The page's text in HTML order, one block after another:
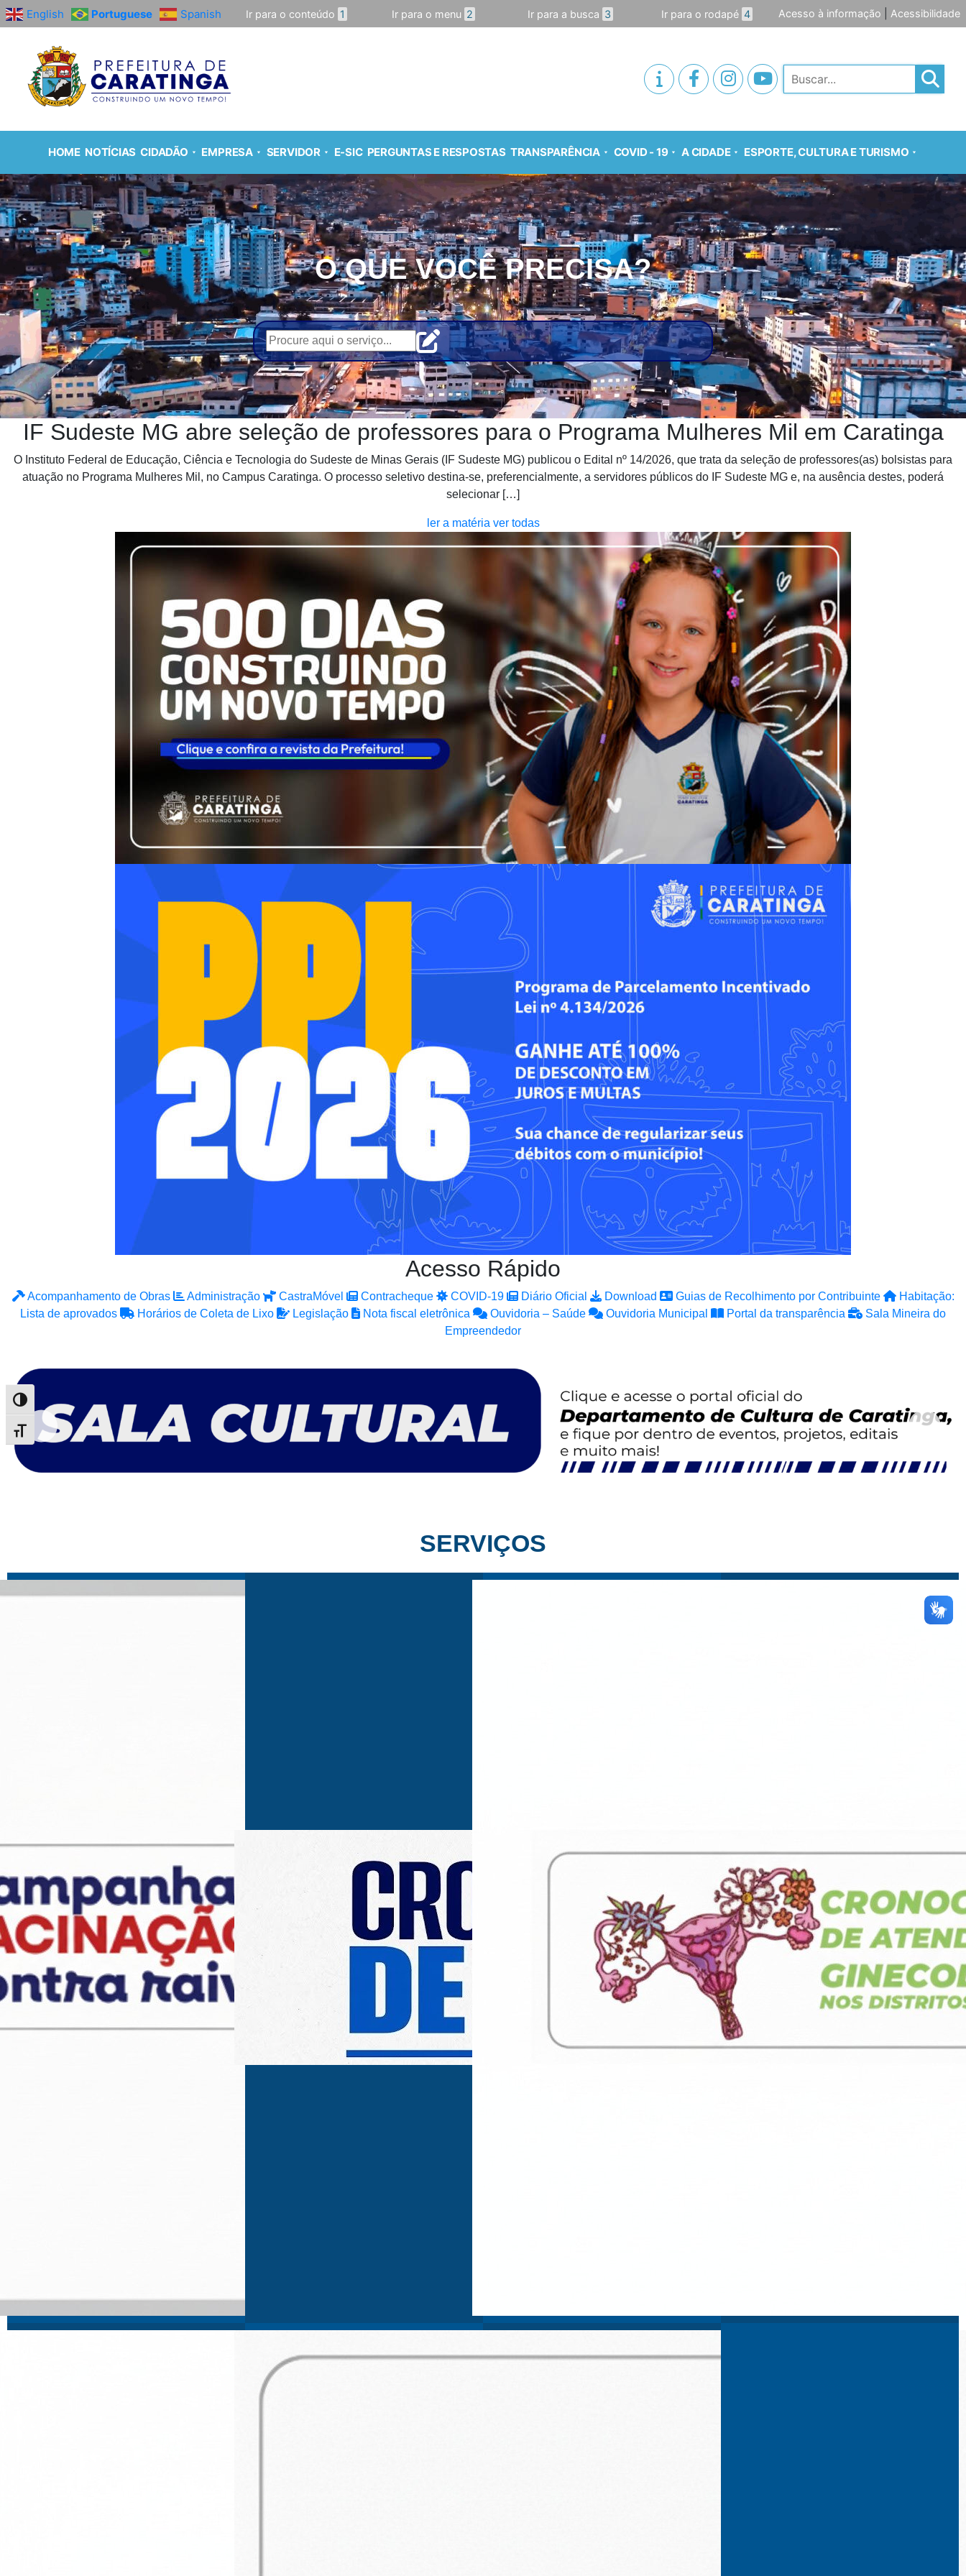
Alternar alto contraste
Alternar tamanho da fonte
English Portuguese Spanish Ir para o conteúdo 1 Ir para o menu 2 Ir para a busca 3 Ir para o rodapé 4 Acesso à informação Acessibilidade
Pesquisar
HOME NOTÍCIAS CIDADÃO EMPRESA SERVIDOR E-SIC PERGUNTAS E RESPOSTAS TRANSPARÊNCIA COVID - 19 A CIDADE ESPORTE, CULTURA E TURISMO
O QUE VOCÊ PRECISA?
IF Sudeste MG abre seleção de professores para o Programa Mulheres Mil em Caratinga
O Instituto Federal de Educação, Ciência e Tecnologia do Sudeste de Minas Gerais (IF Sudeste MG) publicou o Edital nº 14/2026, que trata da seleção de professores(as) bolsistas para
atuação no Programa Mulheres Mil, no Campus Caratinga. O processo seletivo destina-se, preferencialmente, a servidores públicos do IF Sudeste MG e, na ausência destes, poderá
selecionar […]
ler a matéria ver todas
Acesso Rápido
Acompanhamento de Obras Administração CastraMóvel Contracheque COVID-19 Diário Oficial Download Guias de Recolhimento por Contribuinte
Habitação:
Lista de aprovados
Horários de Coleta de Lixo Legislação Nota fiscal eletrônica Ouvidoria – Saúde Ouvidoria Municipal Portal da transparência
Sala Mineira do
Empreendedor
SERVIÇOS